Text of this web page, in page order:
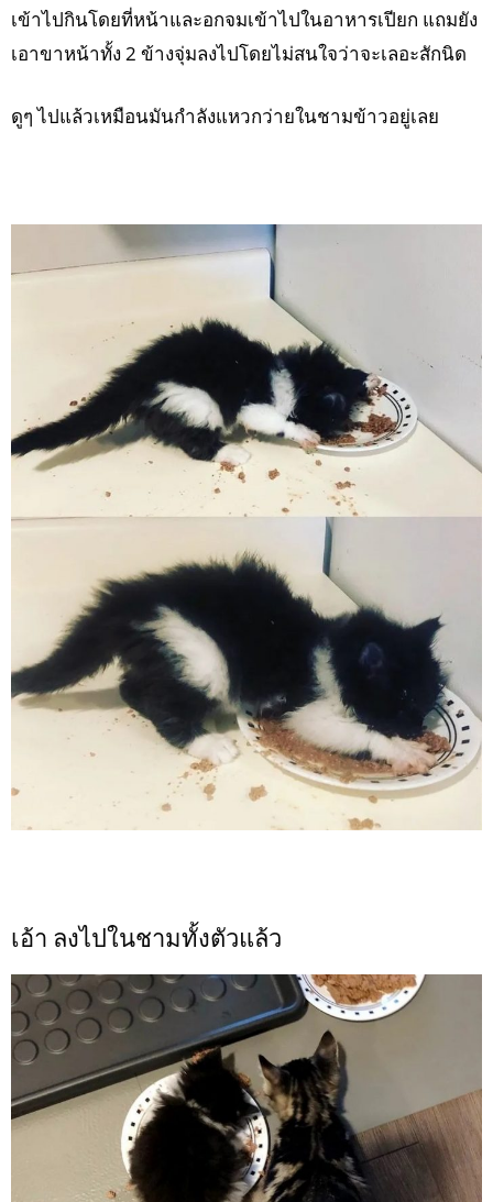
เข้าไปกินโดยที่หน้าและอกจมเข้าไปในอาหารเปียก แถมยัง
เอาขาหน้าทั้ง 2 ข้างจุ่มลงไปโดยไม่สนใจว่าจะเลอะสักนิด
ดูๆ ไปแล้วเหมือนมันกำลังแหวกว่ายในชามข้าวอยู่เลย
เอ้า ลงไปในชามทั้งตัวแล้ว